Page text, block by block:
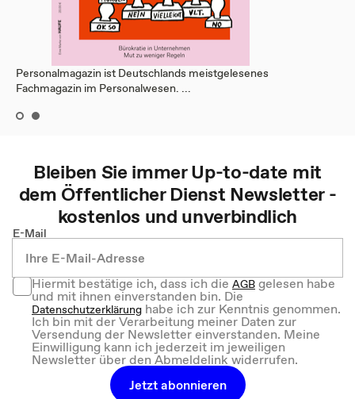
Personalmagazin ist Deutschlands meistgelesenes
Fachmagazin im Personalwesen. ...
Bleiben Sie immer Up-to-date mit
dem Öffentlicher Dienst Newsletter -
kostenlos und unverbindlich
E-Mail
Hiermit bestätige ich, dass ich dieAGBgelesen habe
und mit ihnen einverstanden bin. Die
Datenschutzerklärung habe ich zur Kenntnis genommen.
Ich bin mit der Verarbeitung meiner Daten zur
Versendung der Newsletter einverstanden. Meine
Einwilligung kann ich jederzeit im jeweiligen
Newsletter über den Abmeldelink widerrufen.
Jetzt abonnieren